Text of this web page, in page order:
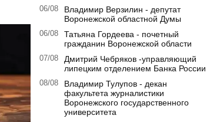
06/08
Владимир Верзилин - депутат
Воронежской областной Думы
06/08
Татьяна Гордеева - почетный
гражданин Воронежской области
07/08
Дмитрий Чебряков -управляющий
липецким отделением Банка России
08/08
Владимир Тулупов - декан
факультета журналистики
Воронежского государственного
университета